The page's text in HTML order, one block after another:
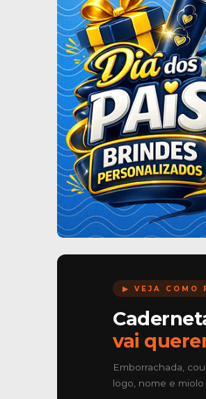
▶ VEJA COMO
vai
Emborrachada,
logo, nome e miolo